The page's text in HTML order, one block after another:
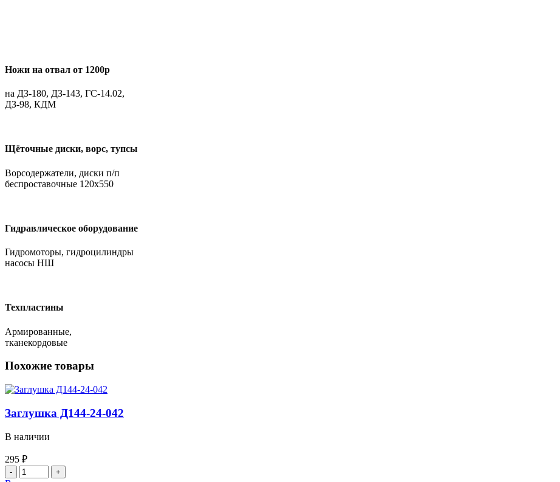
Ножи на отвал от 1200р
на ДЗ-180, ДЗ-143, ГС-14.02,
ДЗ-98, КДМ
Щёточные диски, ворс, тупсы
Ворсодержатели, диски п/п
беспроставочные 120х550
Гидравлическое оборудование
Гидромоторы, гидроцилиндры
насосы НШ
Техпластины
Армированные,
тканекордовые
Похожие товары
Заглушка Д144-24-042
В наличии
295 ₽
Количество